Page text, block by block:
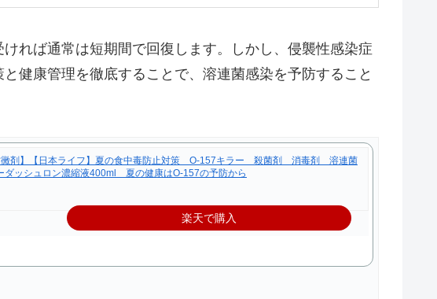
れば通常は短期間で回復します。しかし、侵襲性感染症
健康管理を徹底することで、溶連菌感染を予防すること
黴剤】【日本ライフ】夏の食中毒防止対策 O-157キラー 殺菌剤 消毒剤 溶連菌
ッシュロン濃縮液400ml 夏の健康はO-157の予防から
楽天で購入